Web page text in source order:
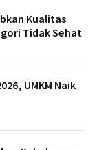
Kualitas
Tidak Sehat
UMKM Naik